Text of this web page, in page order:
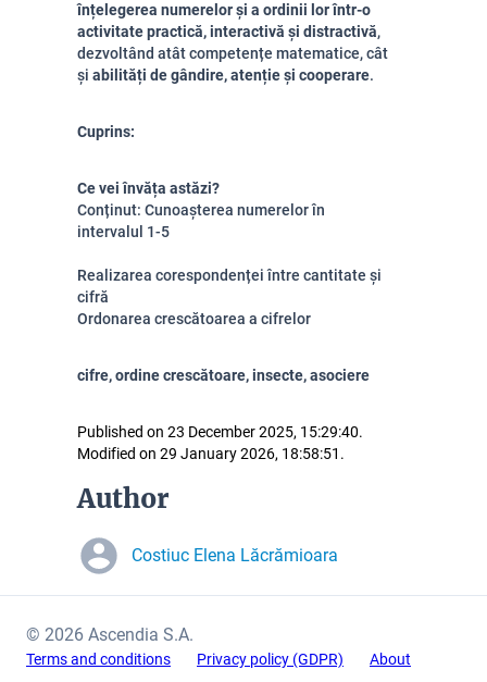
înțelegerea numerelor și a ordinii lor într-o
activitate practică, interactivă și distractivă,
dezvoltând atât competențe matematice, cât
și abilități de gândire, atenție și cooperare.
Cuprins:
Ce vei învăța astăzi?
Conținut: Cunoașterea numerelor în
intervalul 1-5
Realizarea corespondenței între cantitate și
cifră
Ordonarea crescătoarea a cifrelor
cifre, ordine crescătoare, insecte, asociere
Published on 23 December 2025, 15:29:40.
Modified on 29 January 2026, 18:58:51.
Author
Costiuc Elena Lăcrămioara
© 2026 Ascendia S.A.
Terms and conditions Privacy policy (GDPR) About